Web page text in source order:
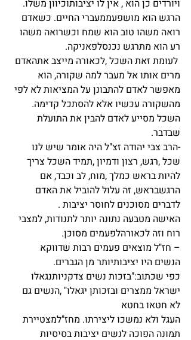
ויורדים כן הוא , אין לו יציבותוכיוון משלו.
הרגש הוא מושפעממעברי החיים. כשאדם
רואה משהו טוב הוא שמח וכשרואה משהו
רע הוא מתרגש נכנסלפאניקה.
לעומת זאת השכל ,לכאורה מייצב אתהאדם
מרים אותו אל מעבר למה שקורה, הוא
מאפשר לאדם להתבונן על המציאות לא לפי
מהשקורה עכשיו אלא להסתכל קדימה.
השכל מסייע לאדם להבין את התועלת
שבדבר.
-הרב צבי יהודה זצ"ל היה אומר שיש לנו
שכל ,רגש, רצון ודמיון ,תמיד השכל צריך
להיות בראש כמלך ,מוח, לב וכבד, אם
הרגשבראש, זה עלול להוביל את האדם
לדברים מסוכנים לחוסר יציבות .
האישה מטבעה נתונה יותר לתנודות, למצבי
רוח וזה לכאורהלפעמים מסוכן.
– חז"ל מוצאים פעמים רבות שדווקא
הנשים היו יציבותיותר מן הגברים.
כפי שכתוב:"בזכות נשים צדקניותנגאלו
ישראל ממצרים ובזכותן יגאלו" ,הנשים גם
לא חטאו בחטא
העגל ולא נמשכו ליצירתו. מחז"למצטיירת
תמונה הפוכה לנשים יציבות בסיסיות